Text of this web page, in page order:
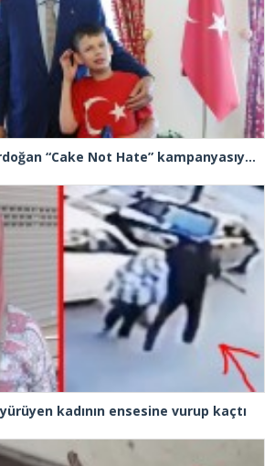
Cumhurbaşkanı Erdoğan “Cake Not Hate” kampanyasıyla tanınan Joshua Harris’i kabul etti
kadının ensesine vurup kaçtı